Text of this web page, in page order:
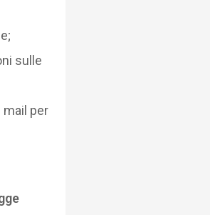
sulle
mail per